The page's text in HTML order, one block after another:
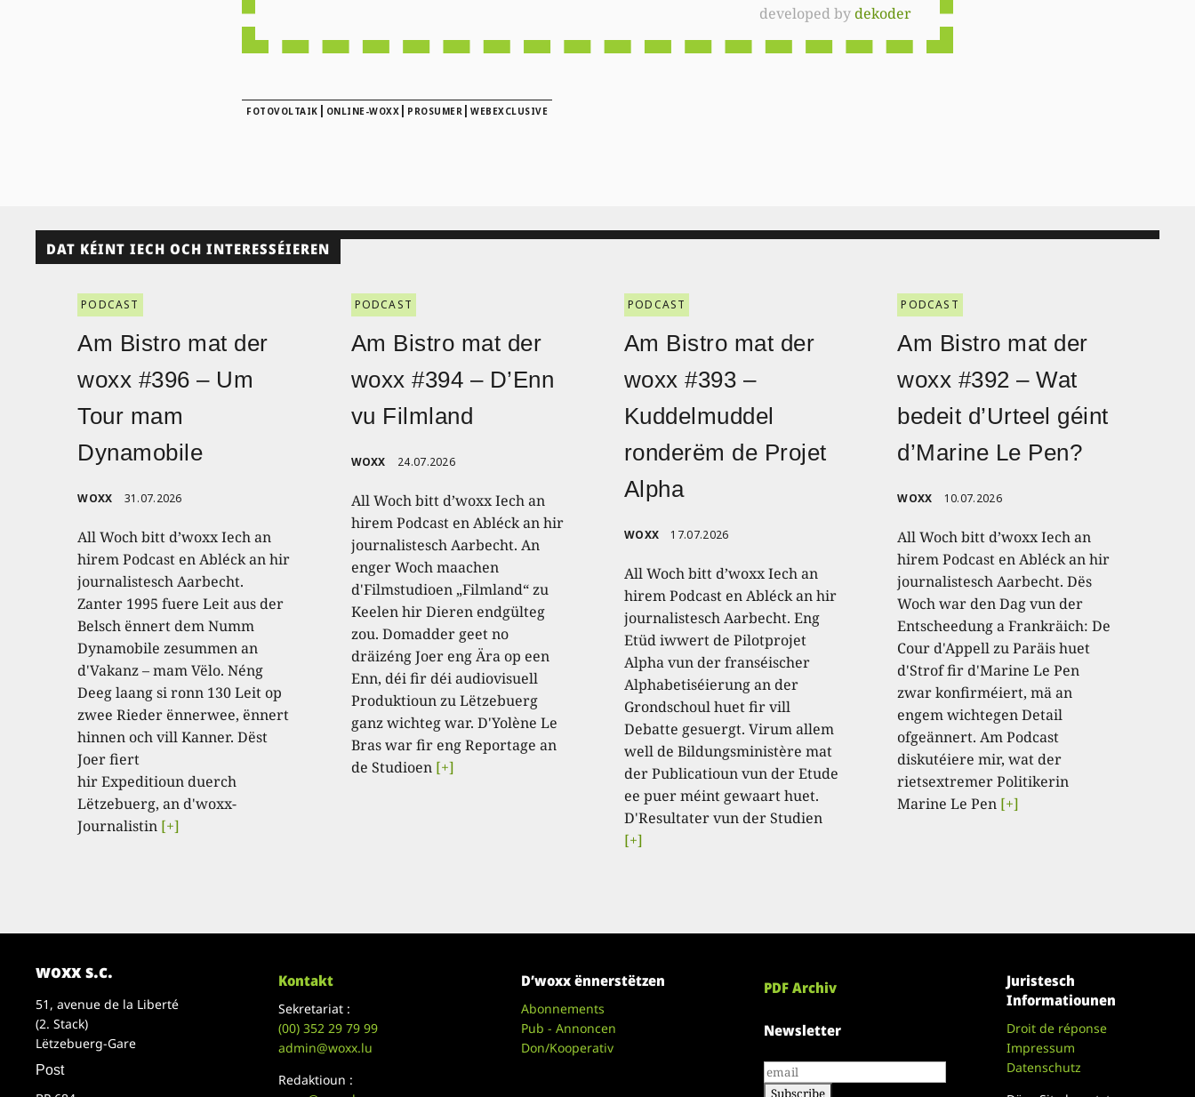
developed bydekoder
FOTOVOLTAIK | ONLINE-WOXX | PROSUMER | WEBEXCLUSIVE
DAT KÉINT IECH OCH INTERESSÉIEREN
PODCAST
Am Bistro mat der
woxx #396 – Um
Tour mam
Dynamobile
WOXX 31.07.2026
All Woch bitt d’woxx Iech an
hirem Podcast en Abléck an hir
journalistesch Aarbecht.
Zanter 1995 fuere Leit aus der
Belsch ënnert dem Numm
Dynamobile zesummen an
d'Vakanz – mam Vëlo. Néng
Deeg laang si ronn 130 Leit op
zwee Rieder ënnerwee, ënnert
hinnen och vill Kanner. Dëst
Joer fiert
hir Expeditioun duerch
Lëtzebuerg, an d'woxx-
Journalistin [+]
PODCAST
Am Bistro mat der
woxx #394 – D’Enn
vu Filmland
WOXX 24.07.2026
All Woch bitt d’woxx Iech an
hirem Podcast en Abléck an hir
journalistesch Aarbecht. An
enger Woch maachen
d'Filmstudioen „Filmland“ zu
Keelen hir Dieren endgülteg
zou. Domadder geet no
dräizéng Joer eng Ära op een
Enn, déi fir déi audiovisuell
Produktioun zu Lëtzebuerg
ganz wichteg war. D'Yolène Le
Bras war fir eng Reportage an
de Studioen [+]
PODCAST
Am Bistro mat der
woxx #393 –
Kuddelmuddel
ronderëm de Projet
Alpha
WOXX 17.07.2026
All Woch bitt d’woxx Iech an
hirem Podcast en Abléck an hir
journalistesch Aarbecht. Eng
Etüd iwwert de Pilotprojet
Alpha vun der franséischer
Alphabetiséierung an der
Grondschoul huet fir vill
Debatte gesuergt. Virum allem
well de Bildungsministère mat
der Publicatioun vun der Etude
ee puer méint gewaart huet.
D'Resultater vun der Studien
[+]
PODCAST
Am Bistro mat der
woxx #392 – Wat
bedeit d’Urteel géint
d’Marine Le Pen?
WOXX 10.07.2026
All Woch bitt d’woxx Iech an
hirem Podcast en Abléck an hir
journalistesch Aarbecht. Dës
Woch war den Dag vun der
Entscheedung a Frankräich: De
Cour d'Appell zu Paräis huet
d'Strof fir d'Marine Le Pen
zwar konfirméiert, mä an
engem wichtegen Detail
ofgeännert. Am Podcast
diskutéiere mir, wat der
rietsextremer Politikerin
Marine Le Pen [+]
woxx s.c.
51, avenue de la Liberté
(2. Stack)
Lëtzebuerg-Gare
Post
Kontakt
Sekretariat :
(00)352 29 79 99
admin@woxx.lu
Redaktioun :
D’woxx ënnerstëtzen
Abonnements
Pub - Annoncen
Don/Kooperativ
PDF Archiv
Newsletter
Juristesch
Informatiounen
Droit de réponse
Impressum
Datenschutz